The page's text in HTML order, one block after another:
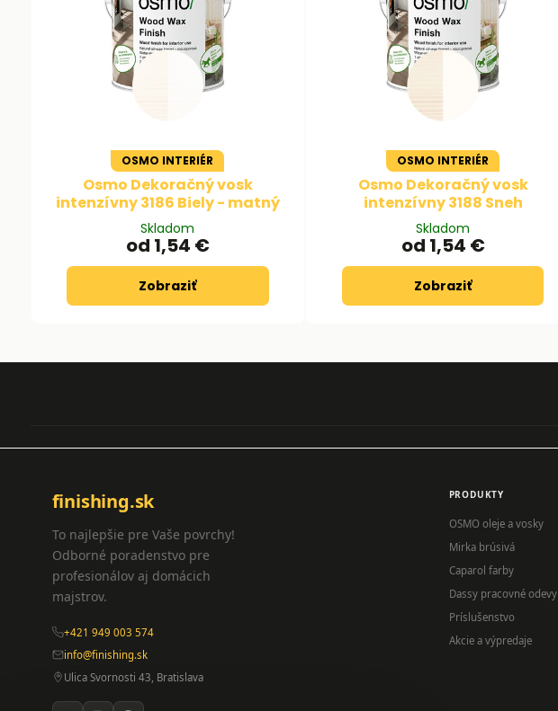
OSMO INTERIÉR
Osmo Dekoračný vosk
intenzívny 3186 Biely - matný
Skladom
od 1,54 €
Zobraziť
OSMO INTERIÉR
Osmo Dekoračný vosk
intenzívny 3188 Sneh
Skladom
od 1,54 €
Zobraziť
finishing.sk
To najlepšie pre Vaše povrchy!
Odborné poradenstvo pre
profesionálov aj domácich
majstrov.
+421 949 003 574
info@finishing.sk
Ulica Svornosti 43, Bratislava
PRODUKTY
OSMO oleje a vosky
Mirka brúsivá
Caparol farby
Dassy pracovné odevy
Príslušenstvo
Akcie a výpredaje